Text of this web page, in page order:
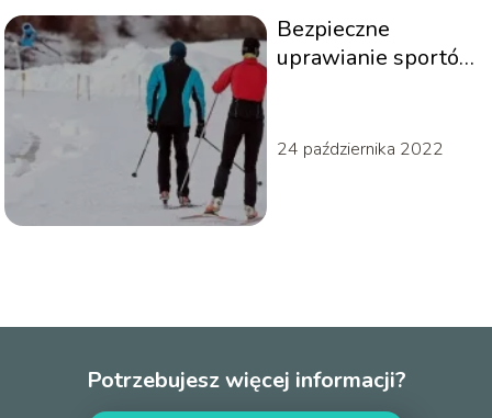
Bezpieczne
uprawianie sportów
stoku?
24 października 2022
Potrzebujesz więcej informacji?